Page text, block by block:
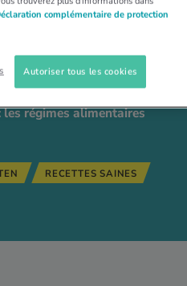
les régimes alimentaires
RECETTES SAINES
complémentaire de protection
Autoriser tous les cookies